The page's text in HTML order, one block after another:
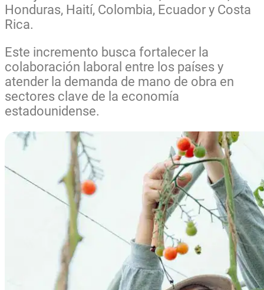
Honduras, Haití, Colombia, Ecuador y Costa
Rica.
Este incremento busca fortalecer la
colaboración laboral entre los países y
atender la demanda de mano de obra en
sectores clave de la economía
estadounidense.